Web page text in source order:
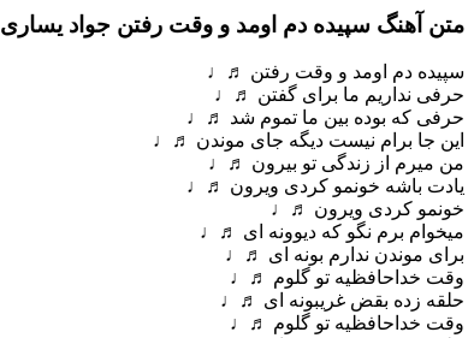
متن آهنگ سپیده دم اومد و وقت رفتن جواد یساری
سپیده دم اومد و وقت رفتن ♬♩
حرفی نداریم ما برای گفتن ♬♩
حرفی که بوده بین ما تموم شد ♬♩
این جا برام نیست دیگه جای موندن ♬♩
من میرم از زندگی تو بیرون ♬♩
یادت باشه خونمو کردی ویرون ♬♩
خونمو کردی ویرون ♬♩
میخوام برم نگو که دیوونه ای ♬♩
برای موندن ندارم بونه ای ♬♩
وقت خداحافظیه تو گلوم ♬♩
حلقه زده بقض غریبونه ای ♬♩
وقت خداحافظیه تو گلوم ♬♩